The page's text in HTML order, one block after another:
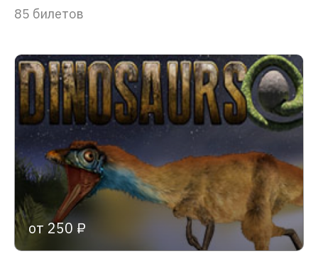
85 билетов
от 250 ₽